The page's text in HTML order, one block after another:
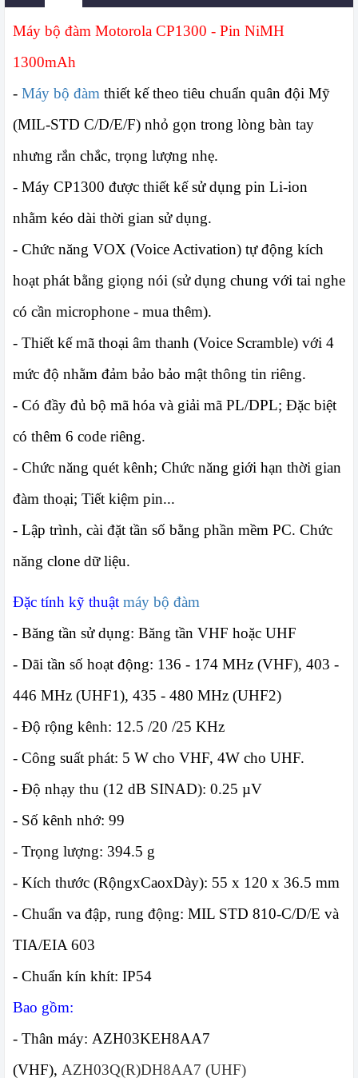
Máy bộ đàm Motorola CP1300 - Pin NiMH
1300mAh
- Máy bộ đàm thiết kế theo tiêu chuẩn quân đội Mỹ
(MIL-STD C/D/E/F) nhỏ gọn trong lòng bàn tay
nhưng rắn chắc, trọng lượng nhẹ.
- Máy CP1300 được thiết kế sử dụng pin Li-ion
nhằm kéo dài thời gian sử dụng.
- Chức năng VOX (Voice Activation) tự động kích
hoạt phát bằng giọng nói (sử dụng chung với tai nghe
có cần microphone - mua thêm).
- Thiết kế mã thoại âm thanh (Voice Scramble) với 4
mức độ nhằm đảm bảo bảo mật thông tin riêng.
- Có đầy đủ bộ mã hóa và giải mã PL/DPL; Đặc biệt
có thêm 6 code riêng.
- Chức năng quét kênh; Chức năng giới hạn thời gian
đàm thoại; Tiết kiệm pin...
- Lập trình, cài đặt tần số bằng phần mềm PC. Chức
năng clone dữ liệu.
Đặc tính kỹ thuật máy bộ đàm
- Băng tần sử dụng: Băng tần VHF hoặc UHF
- Dãi tần số hoạt động: 136 - 174 MHz (VHF), 403 -
446 MHz (UHF1), 435 - 480 MHz (UHF2)
- Độ rộng kênh: 12.5 /20 /25 KHz
- Công suất phát: 5 W cho VHF, 4W cho UHF.
- Độ nhạy thu (12 dB SINAD): 0.25 µV
- Số kênh nhớ: 99
- Trọng lượng: 394.5 g
- Kích thước (RộngxCaoxDày): 55 x 120 x 36.5 mm
- Chuẩn va đập, rung động: MIL STD 810-C/D/E và
TIA/EIA 603
- Chuẩn kín khít: IP54
Bao gồm:
- Thân máy: AZH03KEH8AA7
(VHF), AZH03Q(R)DH8AA7 (UHF)